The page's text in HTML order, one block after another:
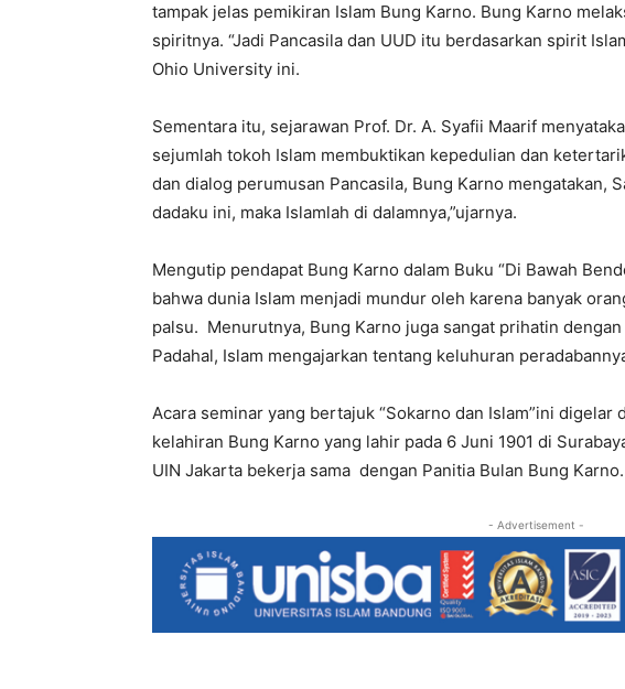
tampak jelas pemikiran Islam Bung Karno. Bung Karno
spiritnya. “Jadi Pancasila dan UUD itu berdasarkan spirit
Ohio University ini.
Sementara itu, sejarawan Prof. Dr. A. Syafii Maarif
sejumlah tokoh Islam membuktikan kepedulian dan
dan dialog perumusan Pancasila, Bung Karno mengatakan,
dadaku ini, maka Islamlah di dalamnya,”ujarnya.
Mengutip pendapat Bung Karno dalam Buku “Di Bawah
bahwa dunia Islam menjadi mundur oleh karena banyak
palsu. Menurutnya, Bung Karno juga sangat prihatin
Padahal, Islam mengajarkan tentang keluhuran
Acara seminar yang bertajuk “Sokarno dan Islam”ini digelar
kelahiran Bung Karno yang lahir pada 6 Juni 1901 di
UIN Jakarta bekerja sama dengan Panitia Bulan Bung
- Advertisement -